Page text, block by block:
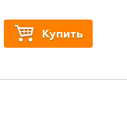
Купить